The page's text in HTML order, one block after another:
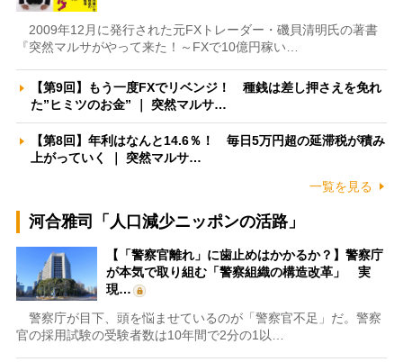
2009年12月に発行された元FXトレーダー・磯貝清明氏の著書
『突然マルサがやって来た！～FXで10億円稼い…
【第9回】もう一度FXでリベンジ！ 種銭は差し押さえを免れ
た”ヒミツのお金” ｜ 突然マルサ…
【第8回】年利はなんと14.6％！ 毎日5万円超の延滞税が積み
上がっていく ｜ 突然マルサ…
一覧を見る
河合雅司「人口減少ニッポンの活路」
【「警察官離れ」に歯止めはかかるか？】警察庁
が本気で取り組む「警察組織の構造改革」 実
現…
警察庁が目下、頭を悩ませているのが「警察官不足」だ。警察
官の採用試験の受験者数は10年間で2分の1以…